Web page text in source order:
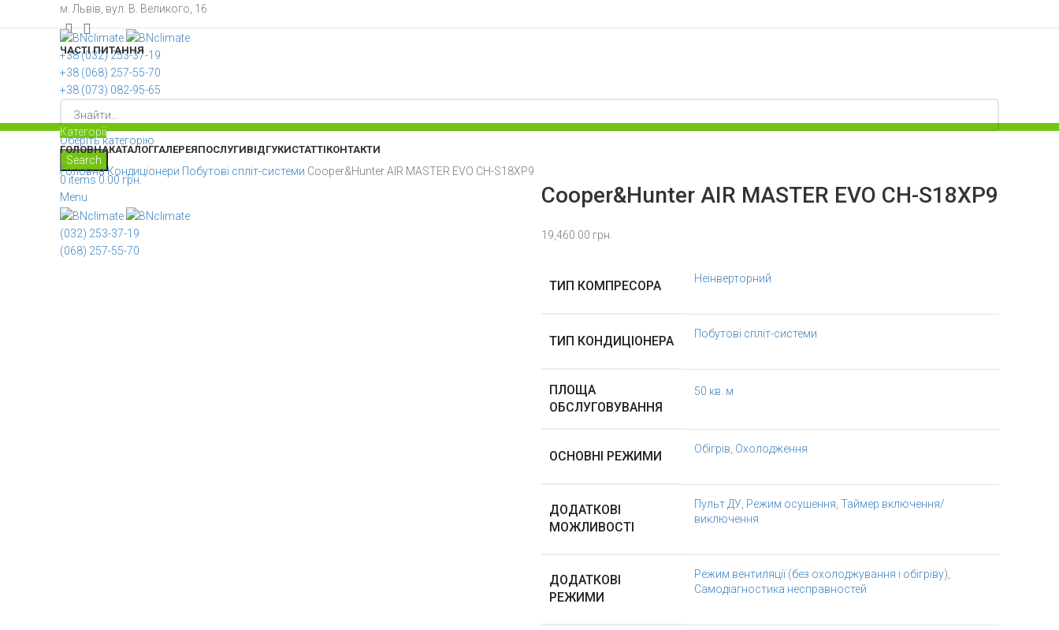
м. Львів, вул. В. Великого, 16
ЧАСТІ ПИТАННЯ
+38 ‎(032) 253-37-19
+38 (068) 257-55-70
+38 (073) 082-95-65
Оберіть категорію
Search
0 items 0.00 грн.
Menu
(032) 253-37-19
(068) 257-55-70
Категорії
ГОЛОВНАКАТАЛОГГАЛЕРЕЯПОСЛУГИВІДГУКИСТАТТІКОНТАКТИ
ГоловнаКондиціонери Побутові спліт-системи Cooper&Hunter AIR MASTER EVO CH-S18XP9
Cooper&Hunter AIR MASTER EVO CH-S18XP9
19,460.00 грн.
ТИП КОМПРЕСОРА Неінверторний
ТИП КОНДИЦІОНЕРА Побутові спліт-системи
ПЛОЩА
ОБСЛУГОВУВАННЯ
50 кв. м
ОСНОВНІ РЕЖИМИ Обігрів Охолодження
ДОДАТКОВІ
МОЖЛИВОСТІ
Пульт ДУ Режим осушення Таймер включення/
виключення
ДОДАТКОВІ
РЕЖИМИ
Режим вентиляції (без охолоджування і обігріву)
Самодіагностика несправностей